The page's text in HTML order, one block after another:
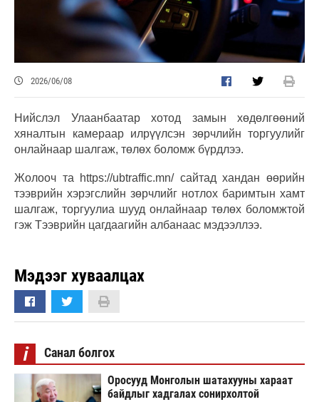
2026/06/08
Нийслэл Улаанбаатар хотод замын хөдөлгөөний
хяналтын камераар илрүүлсэн зөрчлийн торгуулийг
онлайнаар шалгаж, төлөх боломж бүрдлээ.
Жолооч та https://ubtraffic.mn/ сайтад хандан өөрийн
тээврийн хэрэгслийн зөрчлийг нотлох баримтын хамт
шалгаж, торгуулиа шууд онлайнаар төлөх боломжтой
гэж Тээврийн цагдаагийн албанаас мэдээллээ.
Мэдээг хуваалцах
i Санал болгох
Оросууд Монголын шатахууны хараат
байдлыг хадгалах сонирхолтой